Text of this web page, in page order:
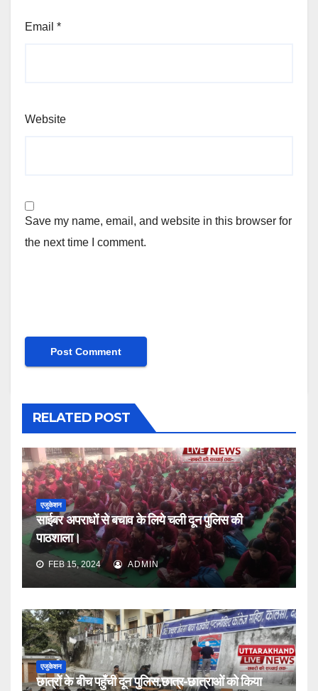
Email *
Website
Save my name, email, and website in this browser for
the next time I comment.
RELATED POST
एजुकेशन
साईबर अपराधों से बचाव के लिये चली दून पुलिस की
पाठशाला।
FEB 15, 2024 ADMIN
एजुकेशन
छात्रों के बीच पहुँची दून पुलिस,छात्र-छात्राओं को किया